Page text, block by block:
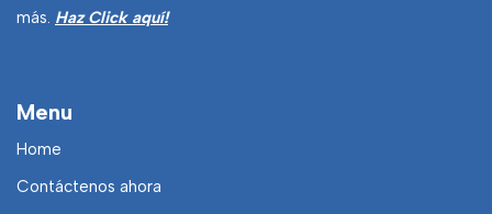
más. Haz Click aquí!
Menu
Home
Contáctenos ahora